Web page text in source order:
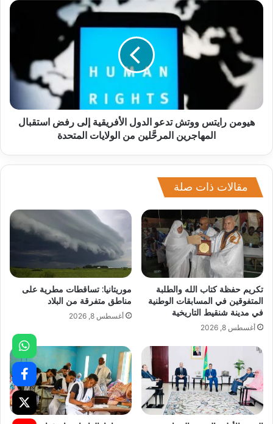
هيومن رايتس ووتش تدعو الدول الأفريقية إلى رفض استقبال
المهاجرين المرحَّلين من الولايات المتحدة
مقالات ذات صلة
تكريم حفظة كتاب الله والطلبة
المتفوقين في المسابقات الوطنية
في مدينة شنقيط التاريخية
أغسطس 8, 2026
موريتانيا: تساقطات مطرية على
مناطق متفرقة من البلاد
أغسطس 8, 2026